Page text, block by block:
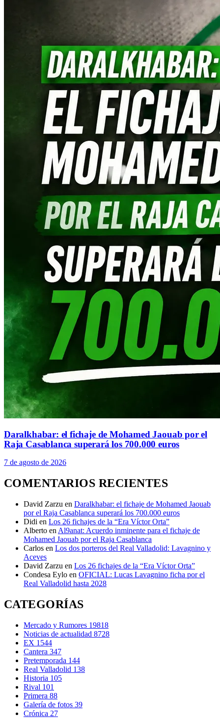
Daralkhabar: el fichaje de Mohamed Jaouab por el
Raja Casablanca superará los 700.000 euros
7 de agosto de 2026
COMENTARIOS RECIENTES
David Zarzu en Daralkhabar: el fichaje de Mohamed Jaouab
por el Raja Casablanca superará los 700.000 euros
Didi en Los 26 fichajes de la “Era Víctor Orta”
Alberto en Al9anat: Acuerdo inminente para el fichaje de
Mohamed Jaouab por el Raja Casablanca
Carlos en Los dos porteros del Real Valladolid: Lavagnino y
Aceves
David Zarzu en Los 26 fichajes de la “Era Víctor Orta”
Condesa Eylo en OFICIAL: Lucas Lavagnino ficha por el
Real Valladolid hasta 2028
CATEGORÍAS
Mercado y Rumores 19818
Noticias de actualidad 8728
EX 1544
Cantera 347
Pretemporada 144
Real Valladolid 138
Historia 105
Rival 101
Primera 88
Galería de fotos 39
Crónica 27